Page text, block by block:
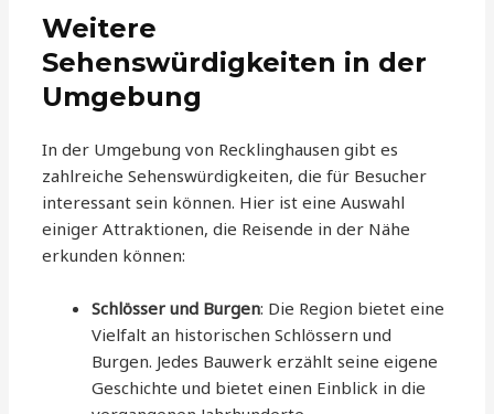
Weitere
Sehenswürdigkeiten in der
Umgebung
In der Umgebung von Recklinghausen gibt es
zahlreiche Sehenswürdigkeiten, die für Besucher
interessant sein können. Hier ist eine Auswahl
einiger Attraktionen, die Reisende in der Nähe
erkunden können:
Schlösser und Burgen: Die Region bietet eine
Vielfalt an historischen Schlössern und
Burgen. Jedes Bauwerk erzählt seine eigene
Geschichte und bietet einen Einblick in die